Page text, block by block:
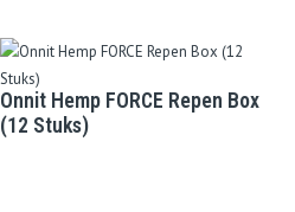
Onnit Hemp FORCE Repen Box
(12 Stuks)